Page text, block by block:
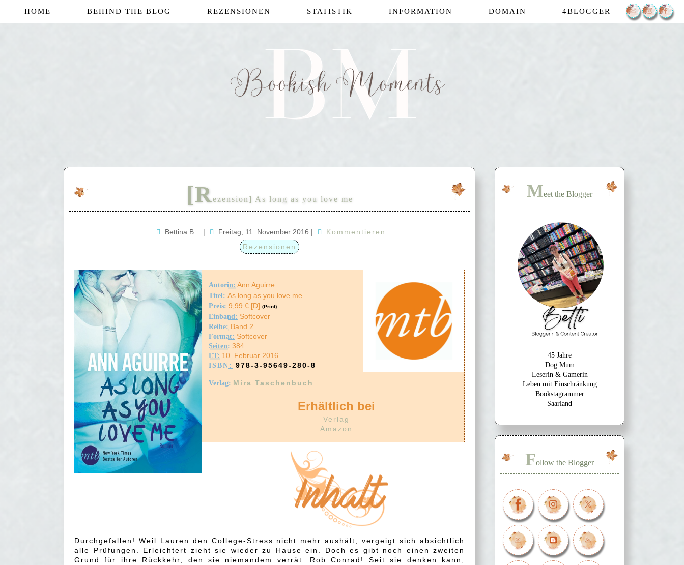
HOME BEHIND THE BLOG REZENSIONEN STATISTIK INFORMATION DOMAIN 4BLOGGER
[Rezension] As long as you love me
Bettina B. | Freitag, 11. November 2016 |
Kommentieren
Rezensionen
Autorin: Ann Aguirre
Titel: As long as you love me
Preis: 9,99 € [D] (Print)
Einband: Softcover
Reihe: Band 2
Format: Softcover
Seiten: 384
ET: 10. Februar 2016
ISBN: 978-3-95649-280-8
Verlag: Mira Taschenbuch
Erhältlich bei
Verlag
Amazon
Durchgefallen! Weil Lauren den College-Stress nicht mehr aushält, vergeigt sich absichtlich
alle Prüfungen. Erleichtert zieht sie wieder zu Hause ein. Doch es gibt noch einen zweiten
Grund für ihre Rückkehr, den sie niemandem verrät: Rob Conrad! Seit sie denken kann,
Meet the Blogger
45 Jahre
Dog Mum
Leserin & Gamerin
Leben mit Einschränkung
Bookstagrammer
Saarland
Follow the Blogger